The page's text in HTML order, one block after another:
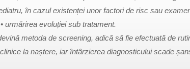
în cazul existenței unor factori de risc sau
• urmărirea evoluției sub tratament.
metoda de screening, adică să fie efectuată de
la naștere, iar întârzierea diagnosticului scade